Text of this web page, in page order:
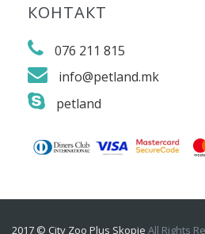
КОНТАКТ
076 211 815
info@petland.mk
petland
2017 © City Zoo Plus Skopje All Rights